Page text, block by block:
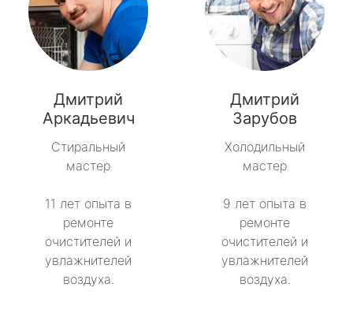
Дмитрий
Аркадьевич
Стиральный
мастер
11 лет опыта в
ремонте
очистителей и
увлажнителей
воздуха.
Дмитрий
Зарубов
Холодильный
мастер
9 лет опыта в
ремонте
очистителей и
увлажнителей
воздуха.